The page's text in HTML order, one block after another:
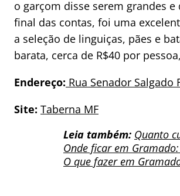
o garçom disse serem grandes
final das contas, foi uma
a seleção de linguiças, pães e
barata, cerca de R$40 por
Endereço: Rua Senador Salgado
Site: Taberna MF
Leia também: Quanto
Onde ficar em
O que fazer em